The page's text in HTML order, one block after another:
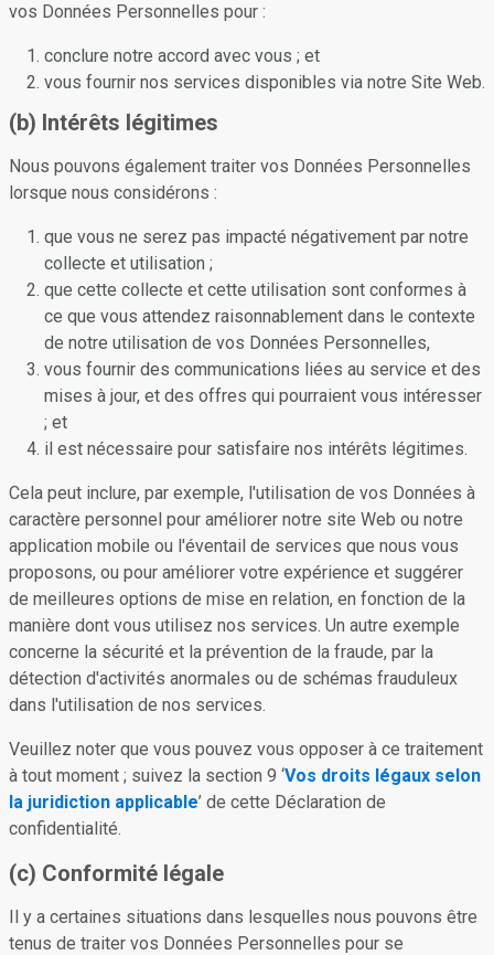
vos Données Personnelles pour :
conclure notre accord avec vous ; et
vous fournir nos services disponibles via notre Site Web.
(b) Intérêts légitimes
Nous pouvons également traiter vos Données Personnelles
lorsque nous considérons :
que vous ne serez pas impacté négativement par notre
collecte et utilisation ;
que cette collecte et cette utilisation sont conformes à
ce que vous attendez raisonnablement dans le contexte
de notre utilisation de vos Données Personnelles,
vous fournir des communications liées au service et des
mises à jour, et des offres qui pourraient vous intéresser
; et
il est nécessaire pour satisfaire nos intérêts légitimes.
Cela peut inclure, par exemple, l'utilisation de vos Données à
caractère personnel pour améliorer notre site Web ou notre
application mobile ou l'éventail de services que nous vous
proposons, ou pour améliorer votre expérience et suggérer
de meilleures options de mise en relation, en fonction de la
manière dont vous utilisez nos services. Un autre exemple
concerne la sécurité et la prévention de la fraude, par la
détection d'activités anormales ou de schémas frauduleux
dans l'utilisation de nos services.
Veuillez noter que vous pouvez vous opposer à ce traitement
à tout moment ; suivez la section 9 ‘Vos droits légaux selon
la juridiction applicable’ de cette Déclaration de
confidentialité.
(c) Conformité légale
Il y a certaines situations dans lesquelles nous pouvons être
tenus de traiter vos Données Personnelles pour se